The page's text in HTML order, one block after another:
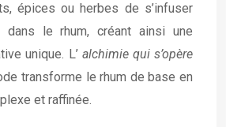
épices ou herbes de s’infuser
dans le rhum, créant ainsi une
unique. L’ alchimie qui s’opère
transforme le rhum de base en
et raffinée.